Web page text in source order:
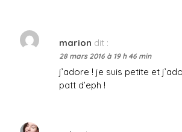
marion dit :
28 mars 2016 à 19 h 46 min
j’adore ! je suis petite et
patt d’eph !